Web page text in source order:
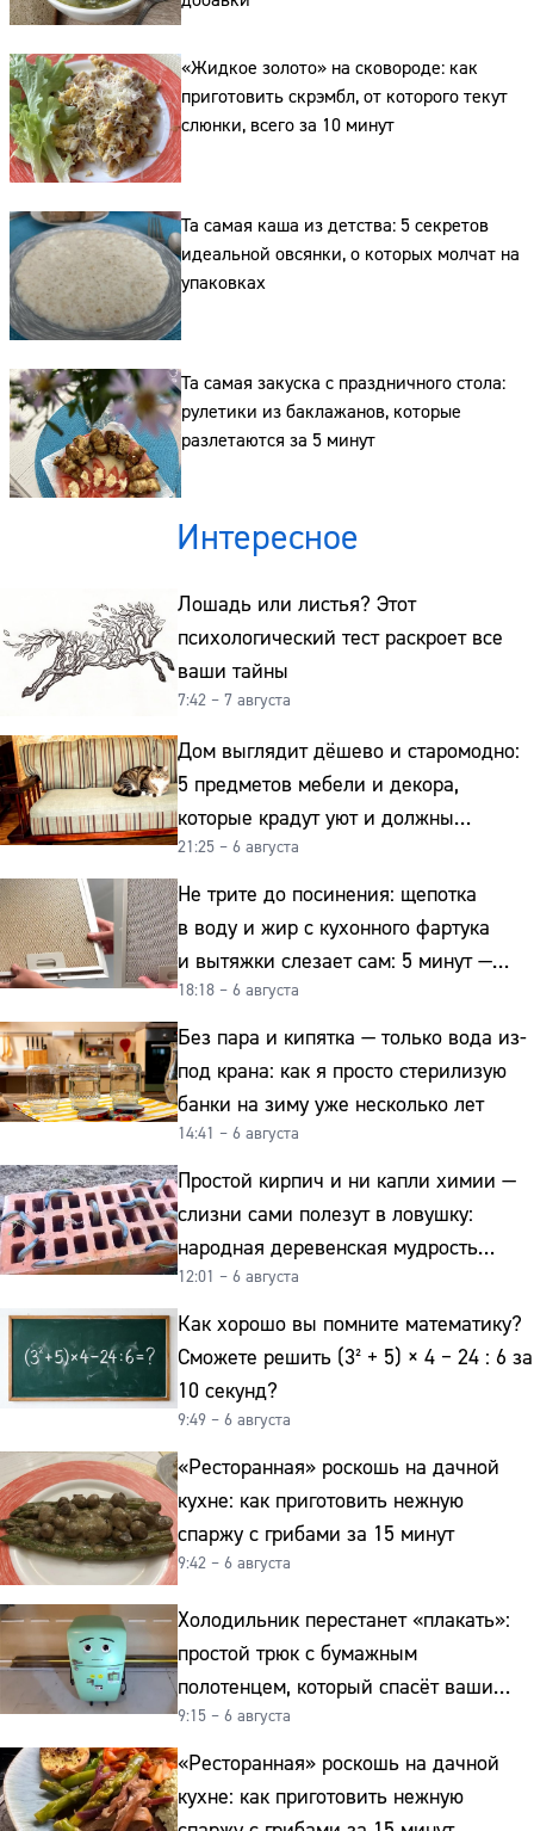
«Жидкое золото» на сковороде: как
приготовить скрэмбл, от которого текут
слюнки, всего за 10 минут
Та самая каша из детства: 5 секретов
идеальной овсянки, о которых молчат на
упаковках
Та самая закуска с праздничного стола:
рулетики из баклажанов, которые
разлетаются за 5 минут
Интересное
Лошадь или листья? Этот
психологический тест раскроет все
ваши тайны
7:42 – 7 августа
Дом выглядит дёшево и старомодно:
5 предметов мебели и декора,
которые крадут уют и должны
отправиться на свалку прямо сейчас
21:25 – 6 августа
Не трите до посинения: щепотка
в воду и жир с кухонного фартука
и вытяжки слезает сам: 5 минут —
и сверкает как новая
18:18 – 6 августа
Без пара и кипятка — только вода из-
под крана: как я просто стерилизую
банки на зиму уже несколько лет
14:41 – 6 августа
Простой кирпич и ни капли химии —
слизни сами полезут в ловушку:
народная деревенская мудрость
реально работает
12:01 – 6 августа
Как хорошо вы помните математику?
Сможете решить (3² + 5) × 4 − 24 : 6 за
10 секунд?
9:49 – 6 августа
«Ресторанная» роскошь на дачной
кухне: как приготовить нежную
спаржу с грибами за 15 минут
9:42 – 6 августа
Холодильник перестанет «плакать»:
простой трюк с бумажным
полотенцем, который спасёт ваши
овощи от гнили
9:15 – 6 августа
«Ресторанная» роскошь на дачной
кухне: как приготовить нежную
Адрес:
Телефон: